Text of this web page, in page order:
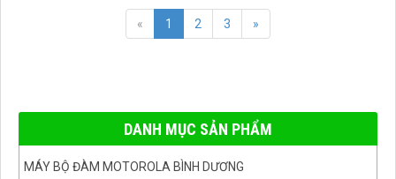
« 1 2 3 »
DANH MỤC SẢN PHẨM
MÁY BỘ ĐÀM MOTOROLA BÌNH DƯƠNG